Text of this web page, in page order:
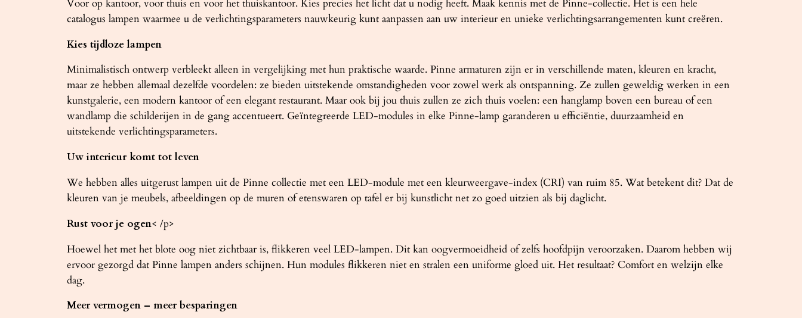
Voor op kantoor, voor thuis en voor het thuiskantoor. Kies precies het licht dat u nodig heeft. Maak kennis met de Pinne-collectie. Het is een hele
catalogus lampen waarmee u de verlichtingsparameters nauwkeurig kunt aanpassen aan uw interieur en unieke verlichtingsarrangementen kunt creëren.
Kies tijdloze lampen
Minimalistisch ontwerp verbleekt alleen in vergelijking met hun praktische waarde. Pinne armaturen zijn er in verschillende maten, kleuren en kracht,
maar ze hebben allemaal dezelfde voordelen: ze bieden uitstekende omstandigheden voor zowel werk als ontspanning. Ze zullen geweldig werken in een
kunstgalerie, een modern kantoor of een elegant restaurant. Maar ook bij jou thuis zullen ze zich thuis voelen: een hanglamp boven een bureau of een
wandlamp die schilderijen in de gang accentueert. Geïntegreerde LED-modules in elke Pinne-lamp garanderen u efficiëntie, duurzaamheid en
uitstekende verlichtingsparameters.
Uw interieur komt tot leven
We hebben alles uitgerust lampen uit de Pinne collectie met een LED-module met een kleurweergave-index (CRI) van ruim 85. Wat betekent dit? Dat de
kleuren van je meubels, afbeeldingen op de muren of etenswaren op tafel er bij kunstlicht net zo goed uitzien als bij daglicht.
Rust voor je ogen< /p>
Hoewel het met het blote oog niet zichtbaar is, flikkeren veel LED-lampen. Dit kan oogvermoeidheid of zelfs hoofdpijn veroorzaken. Daarom hebben wij
ervoor gezorgd dat Pinne lampen anders schijnen. Hun modules flikkeren niet en stralen een uniforme gloed uit. Het resultaat? Comfort en welzijn elke
dag.
Meer vermogen – meer besparingen